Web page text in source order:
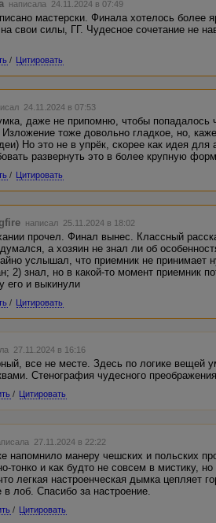
счастье?
Короче, на мой взгляд, есть о
П.С. Я сама, бывает, читаю
написала 24.11.2024 в 07:49
мастерски. Финала хотелось более
свои силы, ГГ. Чудесное сочетание не
/ Цитировать
24.11.2024 в 07:53
даже не припомню, чтобы попадалось
Изложение тоже довольно гладкое, но,
Но это не в упрёк, скорее как идея для
развернуть это в более крупную
/ Цитировать
написал 25.11.2024 в 18:02
прочел. Финал вынес. Классный
а хозяин не знал ли об
услышал, что приемник не
2) знал, но в какой-то момент приемник
его и выкинули
/ Цитировать
27.11.2024 в 16:16
все не месте. Здесь по логике вещей
Стенография чудесного
/ Цитировать
27.11.2024 в 22:22
напомнило манеру чешских и польских
тонко и как будто не совсем в мистику,
легкая настроенческая дымка цепляет
в лоб. Спасибо за настроение.
/ Цитировать